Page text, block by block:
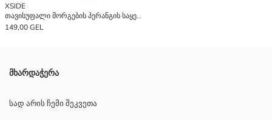
XSIDE
თავისუფალი მორგების პერანგის საყელოიანი მამაკაცის ჟაკეტი
149,00 GEL
მხარდაჭერა
სად არის ჩემი შეკვეთა